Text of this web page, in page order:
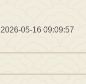
2026-05-16 09:09:57